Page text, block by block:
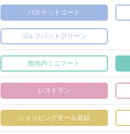
バスケットコート
ゴルフパットグリーン
敷地内ミニマート
レストラン
ショッピングモール直結